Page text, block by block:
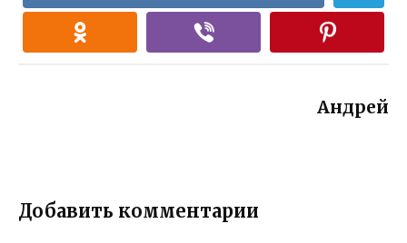
Андрей
Добавить комментарии